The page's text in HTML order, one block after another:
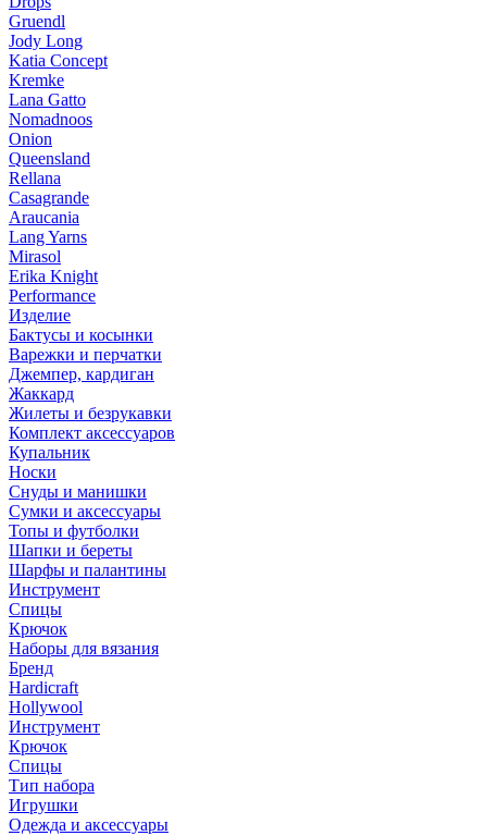
Gruendl
Jody Long
Katia Concept
Kremke
Lana Gatto
Nomadnoos
Onion
Queensland
Rellana
Casagrande
Araucania
Lang Yarns
Mirasol
Erika Knight
Performance
Изделие
Бактусы и косынки
Варежки и перчатки
Джемпер, кардиган
Жаккард
Жилеты и безрукавки
Комплект аксессуаров
Купальник
Носки
Снуды и манишки
Сумки и аксессуары
Топы и футболки
Шапки и береты
Шарфы и палантины
Инструмент
Спицы
Крючок
Наборы для вязания
Бренд
Hardicraft
Hollywool
Инструмент
Крючок
Спицы
Тип набора
Игрушки
Одежда и аксессуары